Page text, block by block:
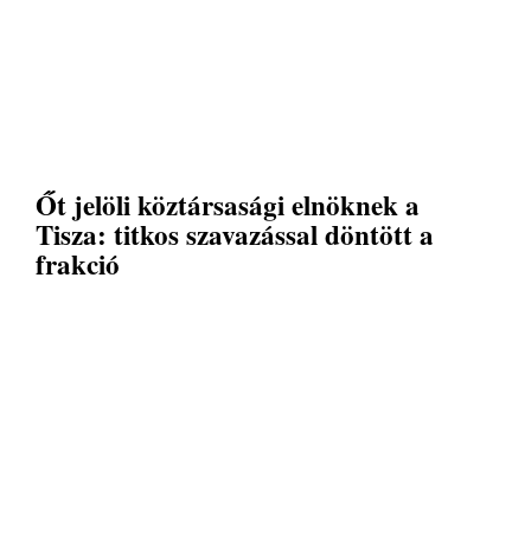
Őt jelöli köztársasági elnöknek a
Tisza: titkos szavazással döntött a
frakció